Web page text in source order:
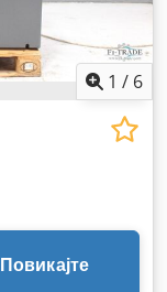
1 / 6
Повикајте